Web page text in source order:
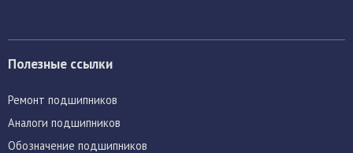
Полезные ссылки
Ремонт подшипников
Аналоги подшипников
Обозначение подшипников